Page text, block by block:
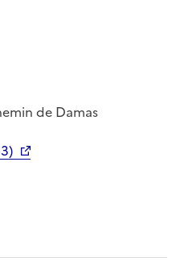
de Damas